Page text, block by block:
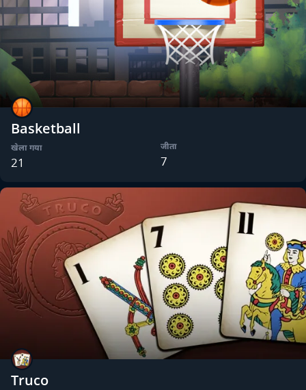
Basketball
खेला गया
21
जीता
7
Truco